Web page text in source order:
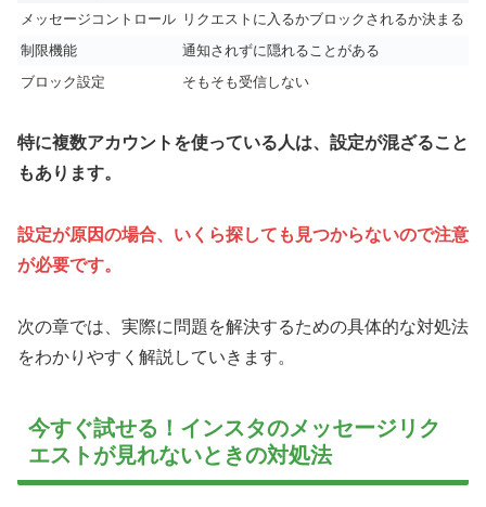
メッセージコントロール リクエストに入るかブロックされるか決まる
制限機能
通知されずに隠れることがある
ブロック設定
そもそも受信しない
特に複数アカウントを使っている人は、設定が混ざること
もあります。
設定が原因の場合、いくら探しても見つからないので注意
が必要です。
次の章では、実際に問題を解決するための具体的な対処法
をわかりやすく解説していきます。
今すぐ試せる！インスタのメッセージリク
エストが見れないときの対処法